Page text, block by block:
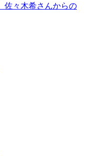
佐々木希さんからの